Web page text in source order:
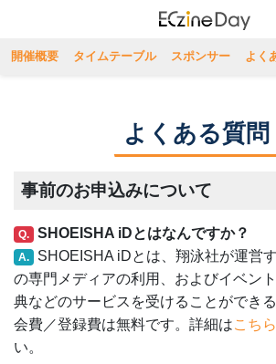
開催概要 タイムテーブル スポンサー よく
よくある質問
事前のお申込みについて
Q. SHOEISHA iDとはなんですか？
A. SHOEISHA iDとは、翔泳社が運営
の専門メディアの利用、およびイベン
典などのサービスを受けることができ
会費／登録費は無料です。詳細はこちら
い。